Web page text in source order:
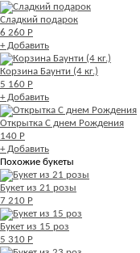
Сладкий подарок
6 260 Р
+ Добавить
Корзина Баунти (4 кг.)
5 160 Р
+ Добавить
Открытка С днем Рождения
140 Р
+ Добавить
Похожие букеты
Букет из 21 розы
7 210 Р
Букет из 15 роз
5 310 Р